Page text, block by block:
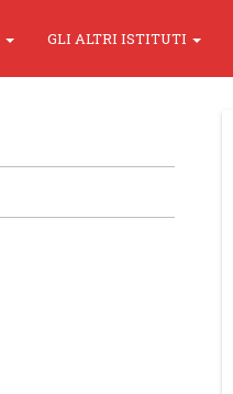
GLI ALTRI ISTITUTI